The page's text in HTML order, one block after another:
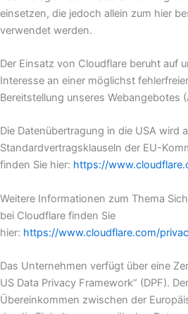
einsetzen, die jedoch allein zum hier
verwendet werden.
Der Einsatz von Cloudflare beruht auf
Interesse an einer möglichst
Bereitstellung unseres Webangebotes
Die Datenübertragung in die USA wird
Standardvertragsklauseln der EU-
finden Sie hier: https://
Weitere Informationen zum Thema
bei Cloudflare finden Sie
hier: https://www.cloudflare.com/
Das Unternehmen verfügt über eine
US Data Privacy Framework“ (DPF).
Übereinkommen zwischen der